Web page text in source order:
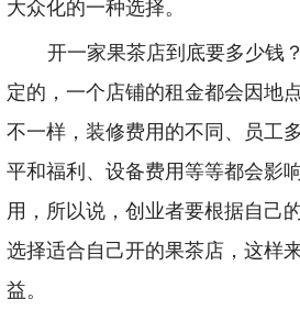
大众化的一种选择。
开一家果茶店到底要多少钱
定的，一个店铺的租金都会因地
不一样，装修费用的不同、员工
平和福利、设备费用等等都会影
用，所以说，创业者要根据自己
选择适合自己开的果茶店，这样
益。